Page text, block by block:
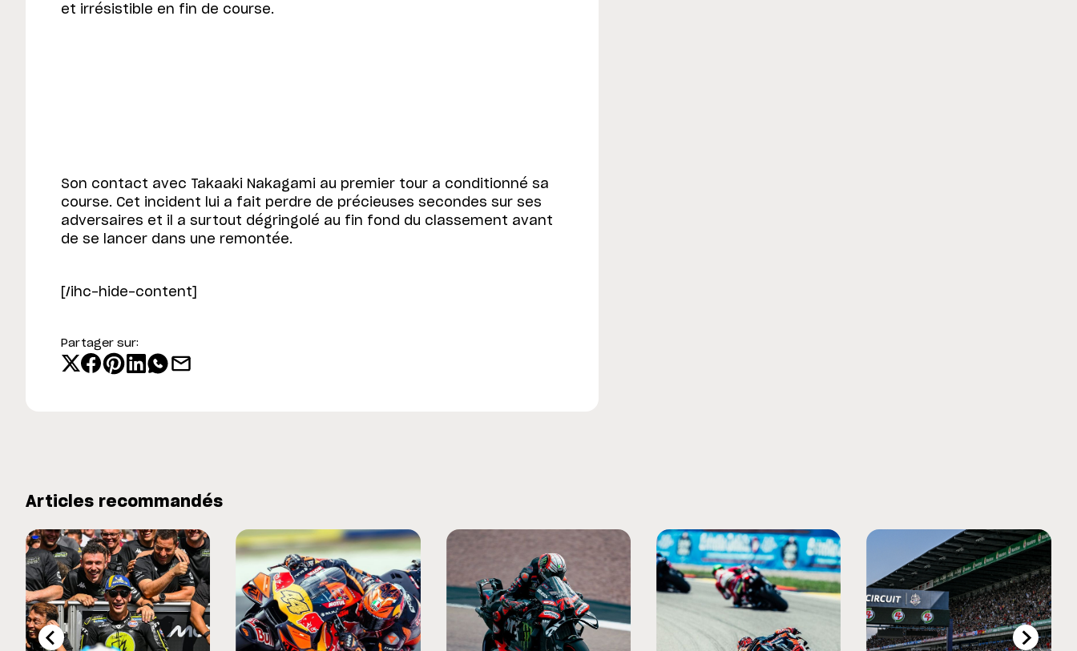
et irrésistible en fin de course.
Son contact avec Takaaki Nakagami au premier tour a conditionné sa
course. Cet incident lui a fait perdre de précieuses secondes sur ses
adversaires et il a surtout dégringolé au fin fond du classement avant
de se lancer dans une remontée.
[/ihc-hide-content]
Partager sur:
Articles recommandés